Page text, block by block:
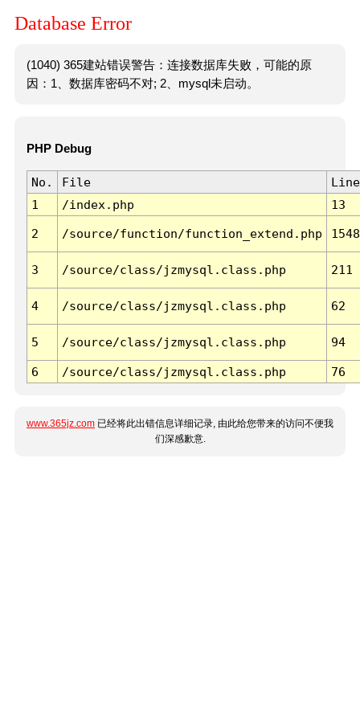
Database Error
(1040) 365建站错误警告：连接数据库失败，可能的原
因：1、数据库密码不对; 2、mysql未启动。
PHP Debug
No. File
Line
1
/index.php 13
2 /source/function/function_extend.php 1548
3 /source/class/jzmysql.class.php 211
4 /source/class/jzmysql.class.php 62
5 /source/class/jzmysql.class.php 94
6 /source/class/jzmysql.class.php 76
www.365jz.com 已经将此出错信息详细记录, 由此给您带来的访问不便我
们深感歉意.